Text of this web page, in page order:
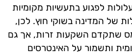
לפגוע בתעשיות מקומיות
של המדינה בשוקי חוץ. לכן,
מס שתקדם השקעות זרות, אך גם
ותשמור על האינטרסים